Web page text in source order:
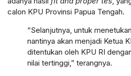
calon KPU Provinsi Papua Tengah.
“Selanjutnya, untuk
nantinya akan menjadi Ketua
ditentukan oleh KPU RI
nilai tertinggi,” terangnya.